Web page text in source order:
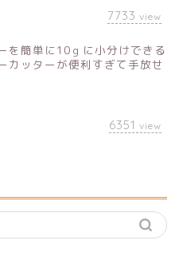
7733 view
を簡単に10ｇに小分けできる
カッターが便利すぎて手放せ
6351 view